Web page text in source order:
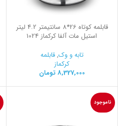
قابلمه کوتاه 26*8 سانتیمتر 4.2 لیتر
استیل مات آلفا کرکماز 1024
تابه و وک,قابلمه
کرکماز
8,327,000 تومان
ناموجود